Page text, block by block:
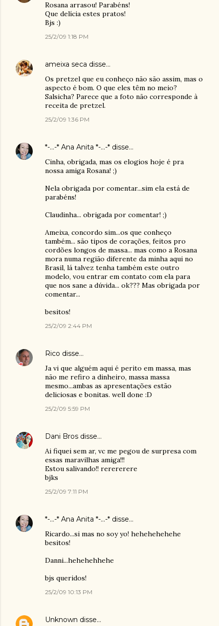
Rosana arrasou! Parabéns!
Que delícia estes pratos!
Bjs :)
25/2/09 1:18 PM
ameixa seca disse…
Os pretzel que eu conheço não são assim, mas o
aspecto é bom. O que eles têm no meio?
Salsicha? Parece que a foto não corresponde à
receita de pretzel.
25/2/09 1:36 PM
*-...-* Ana Anita *-...-* disse…
Cinha, obrigada, mas os elogios hoje é pra
nossa amiga Rosana! ;)
Nela obrigada por comentar...sim ela está de
parabéns!
Claudinha... obrigada por comentar! ;)
Ameixa, concordo sim...os que conheço
também... são tipos de corações, feitos pro
cordões longos de massa... mas como a Rosana
mora numa região diferente da minha aqui no
Brasil, lá talvez tenha também este outro
modelo, vou entrar em contato com ela para
que nos sane a dúvida... ok??? Mas obrigada por
comentar...
besitos!
25/2/09 2:44 PM
Rico disse…
Ja vi que alguém aqui é perito em massa, mas
não me refiro a dinheiro, massa massa
mesmo...ambas as apresentações estão
deliciosas e bonitas. well done :D
25/2/09 5:59 PM
Dani Bros disse…
Ai fiquei sem ar, vc me pegou de surpresa com
essas maravilhas amiga!!!
Estou salivando!! rerererere
bjks
25/2/09 7:11 PM
*-...-* Ana Anita *-...-* disse…
Ricardo...si mas no soy yo! hehehehehehe
besitos!
Danni...hehehehhehe
bjs queridos!
25/2/09 10:13 PM
Unknown disse…